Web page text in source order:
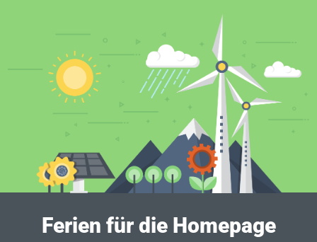
Ferien für die Homepage